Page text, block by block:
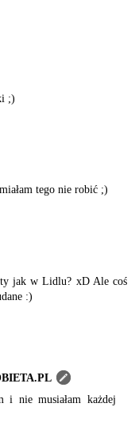
;)
tego nie robić ;)
jak w Lidlu? xD Ale coś
:)
i nie musiałam każdej